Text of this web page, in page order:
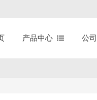
产品中心 公